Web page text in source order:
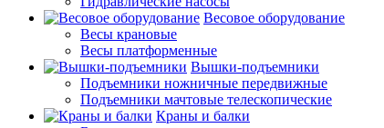
Весовое оборудование
Весы крановые
Весы платформенные
Вышки-подъемники
Подъемники ножничные передвижные
Подъемники мачтовые телескопические
Краны и балки